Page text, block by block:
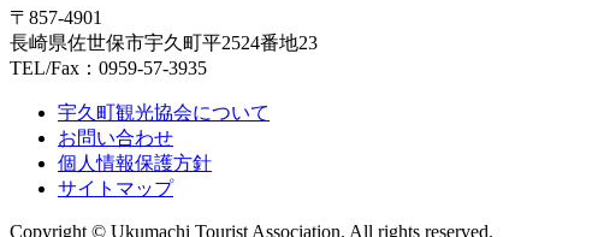
〒857-4901
長崎県佐世保市宇久町平2524番地23
TEL/Fax：0959-57-3935
宇久町観光協会について
お問い合わせ
個人情報保護方針
サイトマップ
Copyright © Ukumachi Tourist Association. All rights reserved.